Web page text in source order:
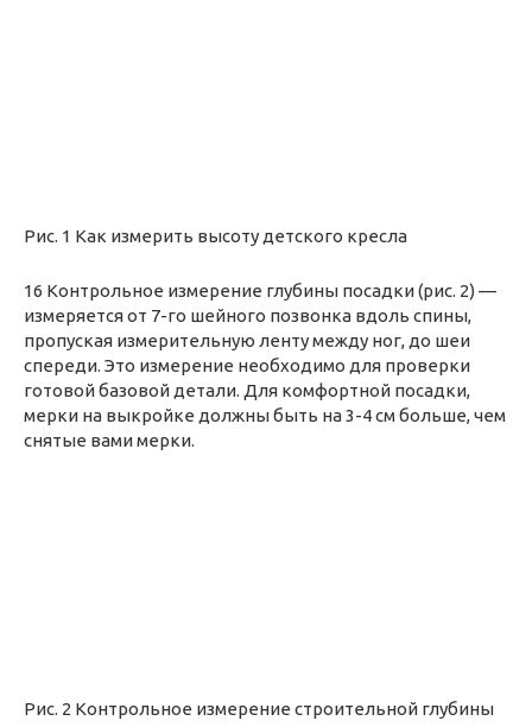
Рис. 1 Как измерить высоту детского кресла
16 Контрольное измерение глубины посадки (рис. 2) —
измеряется от 7-го шейного позвонка вдоль спины,
пропуская измерительную ленту между ног, до шеи
спереди. Это измерение необходимо для проверки
готовой базовой детали. Для комфортной посадки,
мерки на выкройке должны быть на 3-4 см больше, чем
снятые вами мерки.
Рис. 2 Контрольное измерение строительной глубины